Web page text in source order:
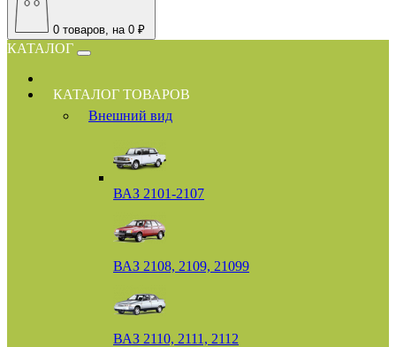
0 товаров, на 0 ₽
КАТАЛОГ
КАТАЛОГ ТОВАРОВ
Внешний вид
ВАЗ 2101-2107
ВАЗ 2108, 2109, 21099
ВАЗ 2110, 2111, 2112